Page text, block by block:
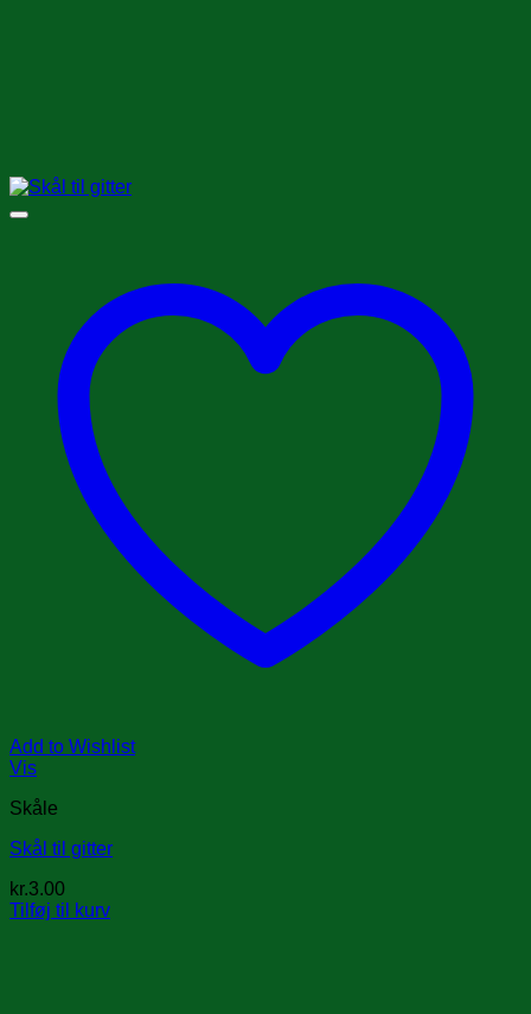
Add to Wishlist
Vis
Skåle
Skål til gitter
kr.3.00
Tilføj til kurv